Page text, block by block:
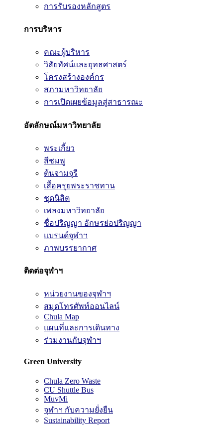
การรับรองหลักสูตร
การบริหาร
คณะผู้บริหาร
วิสัยทัศน์และยุทธศาสตร์
โครงสร้างองค์กร
สภามหาวิทยาลัย
การเปิดเผยข้อมูลสู่สาธารณะ
อัตลักษณ์มหาวิทยาลัย
พระเกี้ยว
สีชมพู
ต้นจามจุรี
เสื้อครุยพระราชทาน
ชุดนิสิต
เพลงมหาวิทยาลัย
ชื่อปริญญา อักษรย่อปริญญา
แบรนด์จุฬาฯ
ภาพบรรยากาศ
ติดต่อจุฬาฯ
หน่วยงานของจุฬาฯ
สมุดโทรศัพท์ออนไลน์
Chula Map
แผนที่และการเดินทาง
ร่วมงานกับจุฬาฯ
Green University
Chula Zero Waste
CU Shuttle Bus
MuvMi
จุฬาฯ กับความยั่งยืน
Sustainability Report